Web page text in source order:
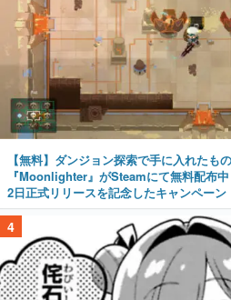
【無料】ダンジョン探索で手に入れたも
『Moonlighter』がSteamにて無料配布
2日正式リリースを記念したキャンペーン
4